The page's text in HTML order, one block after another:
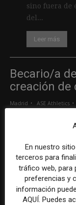
sino fuera de
del...
Leer más
Becario/a
creación de
Madrid ASE Athletics
Creador/a
Barcelona Gods Brand
en Watif TV
En nuestro
terceros para
tráfico web, para
preferencias y
información
AQUÍ. Puedes